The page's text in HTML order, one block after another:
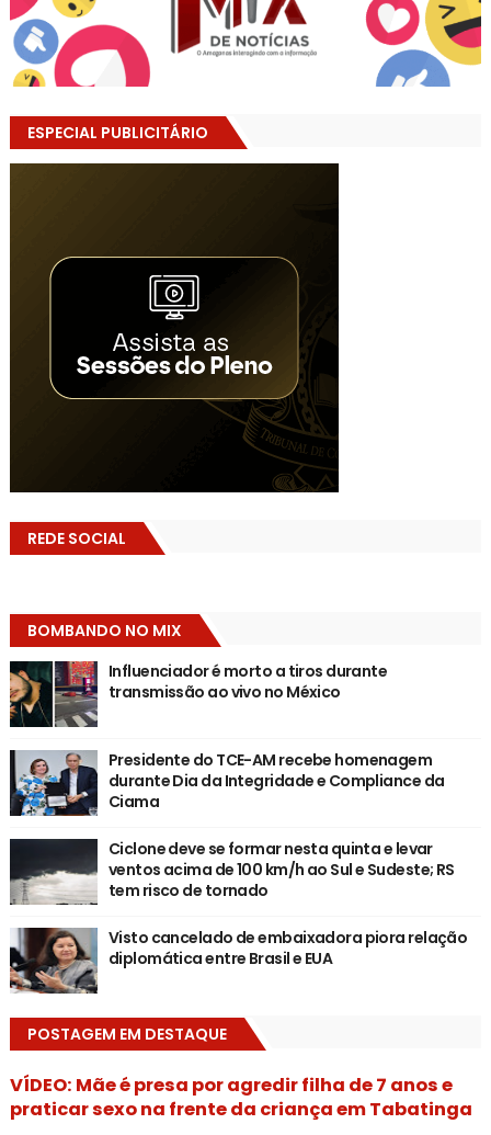
ESPECIAL PUBLICITÁRIO
REDE SOCIAL
BOMBANDO NO MIX
Influenciador é morto a tiros durante
transmissão ao vivo no México
Presidente do TCE-AM recebe homenagem
durante Dia da Integridade e Compliance da
Ciama
Ciclone deve se formar nesta quinta e levar
ventos acima de 100 km/h ao Sul e Sudeste; RS
tem risco de tornado
Visto cancelado de embaixadora piora relação
diplomática entre Brasil e EUA
POSTAGEM EM DESTAQUE
VÍDEO: Mãe é presa por agredir filha de 7 anos e
praticar sexo na frente da criança em Tabatinga